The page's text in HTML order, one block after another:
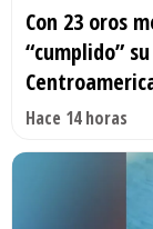
Con 23 oros
“cumplido”
Hace 14 horas